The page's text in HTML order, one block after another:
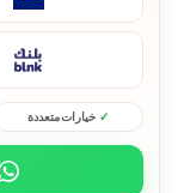
خيارات متعددة